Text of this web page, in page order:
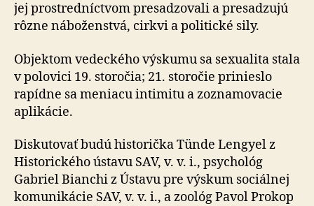
jej prostredníctvom presadzovali a presadzujú
rôzne náboženstvá, cirkvi a politické sily.
Objektom vedeckého výskumu sa sexualita stala
v po­lo­vi­ci 19. storočia; 21. storočie prinieslo
rapídne sa meniacu intimitu a zoznamovacie
aplikácie.
Diskutovať budú historička Tünde Lengyel z
Historického ústavu SAV, v. v. i., psychológ
Gabriel Bianchi z Ústavu pre výskum sociálnej
komunikácie SAV, v. v. i., a zoológ Pavol Prokop